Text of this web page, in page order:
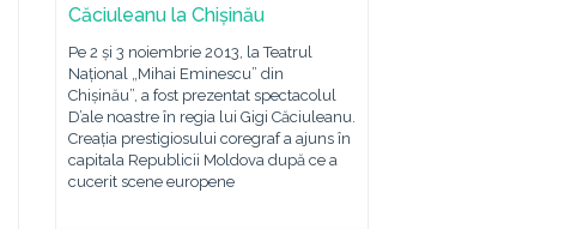
Căciuleanu la Chișinău
Pe 2 și 3 noiembrie 2013, la Teatrul
Național „Mihai Eminescu” din
Chișinău”, a fost prezentat spectacolul
D’ale noastre în regia lui Gigi Căciuleanu.
Creația prestigiosului coregraf a ajuns în
capitala Republicii Moldova după ce a
cucerit scene europene